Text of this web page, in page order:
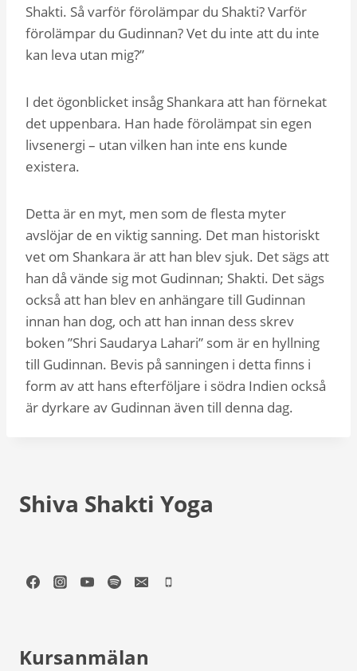
Shakti. Så varför förolämpar du Shakti? Varför
förolämpar du Gudinnan? Vet du inte att du inte
kan leva utan mig?”
I det ögonblicket insåg Shankara att han förnekat
det uppenbara. Han hade förolämpat sin egen
livsenergi – utan vilken han inte ens kunde
existera.
Detta är en myt, men som de flesta myter
avslöjar de en viktig sanning. Det man historiskt
vet om Shankara är att han blev sjuk. Det sägs att
han då vände sig mot Gudinnan; Shakti. Det sägs
också att han blev en anhängare till Gudinnan
innan han dog, och att han innan dess skrev
boken ”Shri Saudarya Lahari” som är en hyllning
till Gudinnan. Bevis på sanningen i detta finns i
form av att hans efterföljare i södra Indien också
är dyrkare av Gudinnan även till denna dag.
Shiva Shakti Yoga
Kursanmälan